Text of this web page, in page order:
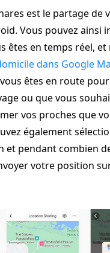
est le partage de
Vous pouvez ainsi
êtes en temps réel, et
dans Google
êtes en route
ou que vous
vos proches que
également
et pendant combien
votre position